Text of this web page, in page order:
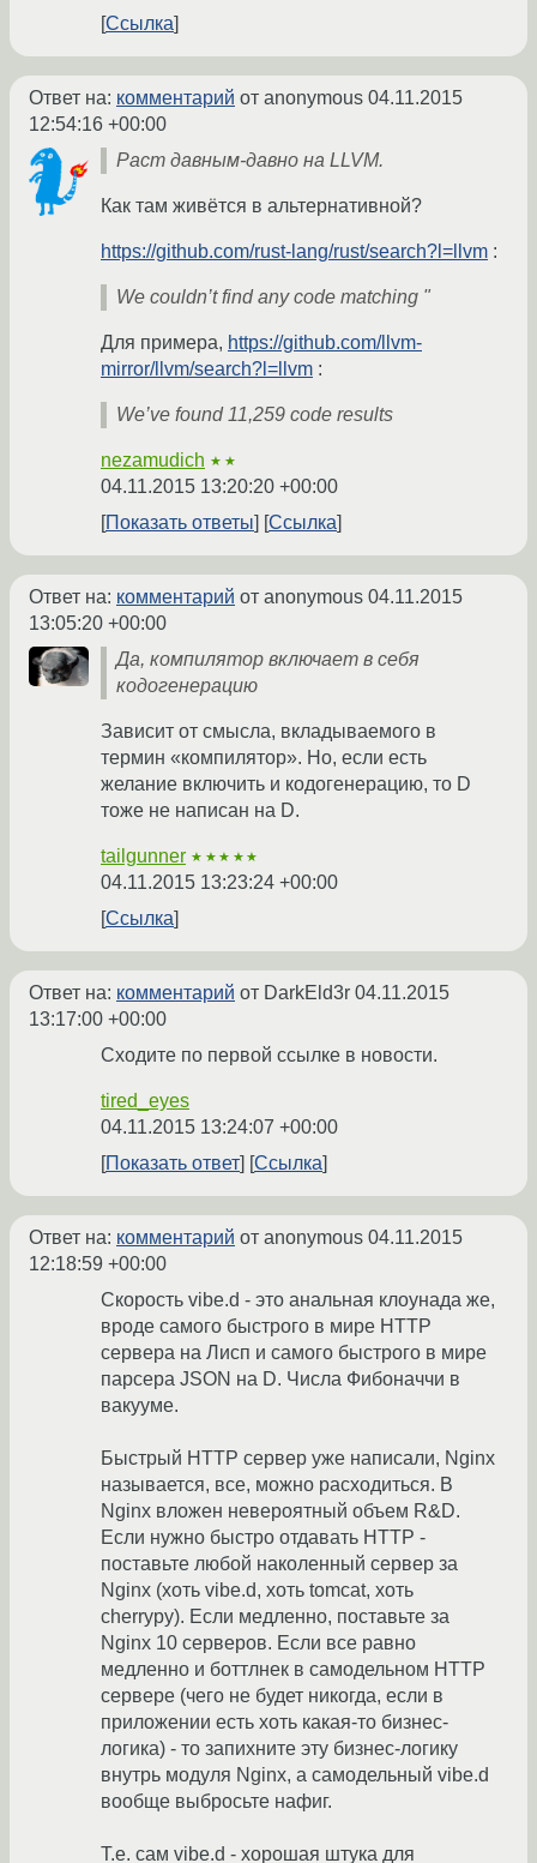
Ссылка
Ответ на: комментарий от anonymous 04.11.2015
12:54:16 +00:00
Раст давным-давно на LLVM.
Как там живётся в альтернативной?
https://github.com/rust-lang/rust/search?l=llvm :
We couldn’t find any code matching "
Для примера, https://github.com/llvm-
mirror/llvm/search?l=llvm :
We’ve found 11,259 code results
nezamudich ★★
04.11.2015 13:20:20 +00:00
Показать ответы
Ссылка
Ответ на: комментарий от anonymous 04.11.2015
13:05:20 +00:00
Да, компилятор включает в себя
кодогенерацию
Зависит от смысла, вкладываемого в
термин «компилятор». Но, если есть
желание включить и кодогенерацию, то D
тоже не написан на D.
tailgunner ★★★★★
04.11.2015 13:23:24 +00:00
Ссылка
Ответ на: комментарий от DarkEld3r 04.11.2015
13:17:00 +00:00
Сходите по первой ссылке в новости.
tired_eyes
04.11.2015 13:24:07 +00:00
Показать ответ
Ссылка
Ответ на: комментарий от anonymous 04.11.2015
12:18:59 +00:00
Скорость vibe.d - это анальная клоунада же,
вроде самого быстрого в мире HTTP
сервера на Лисп и самого быстрого в мире
парсера JSON на D. Числа Фибоначчи в
вакууме.
Быстрый HTTP сервер уже написали, Nginx
называется, все, можно расходиться. В
Nginx вложен невероятный объем R&D.
Если нужно быстро отдавать HTTP -
поставьте любой наколенный сервер за
Nginx (хоть vibe.d, хоть tomcat, хоть
cherrypy). Если медленно, поставьте за
Nginx 10 серверов. Если все равно
медленно и боттлнек в самодельном HTTP
сервере (чего не будет никогда, если в
приложении есть хоть какая-то бизнес-
логика) - то запихните эту бизнес-логику
внутрь модуля Nginx, а самодельный vibe.d
вообще выбросьте нафиг.
Т.е. сам vibe.d - хорошая штука для